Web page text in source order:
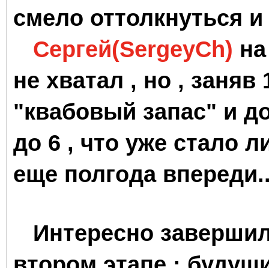
смело оттолкнуться
Сергей(SergeyCh)
не хватал , но ,
"квабовый запас" и
до 6 , что уже стало
еще полгода
Интересно